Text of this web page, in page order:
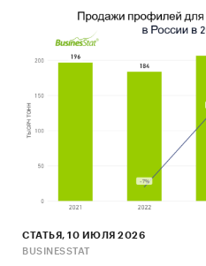
СТАТЬЯ, 10 ИЮЛЯ 2026
BUSINESSTAT